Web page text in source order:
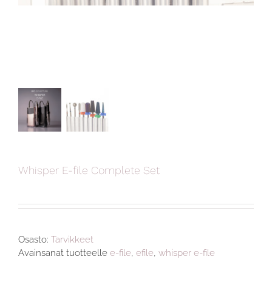
Whisper E-file Complete Set
Osasto: Tarvikkeet
Avainsanat tuotteelle e-file efile whisper e-file